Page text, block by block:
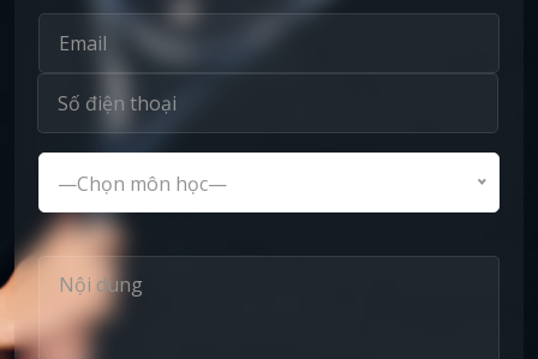
—Chọn môn học—